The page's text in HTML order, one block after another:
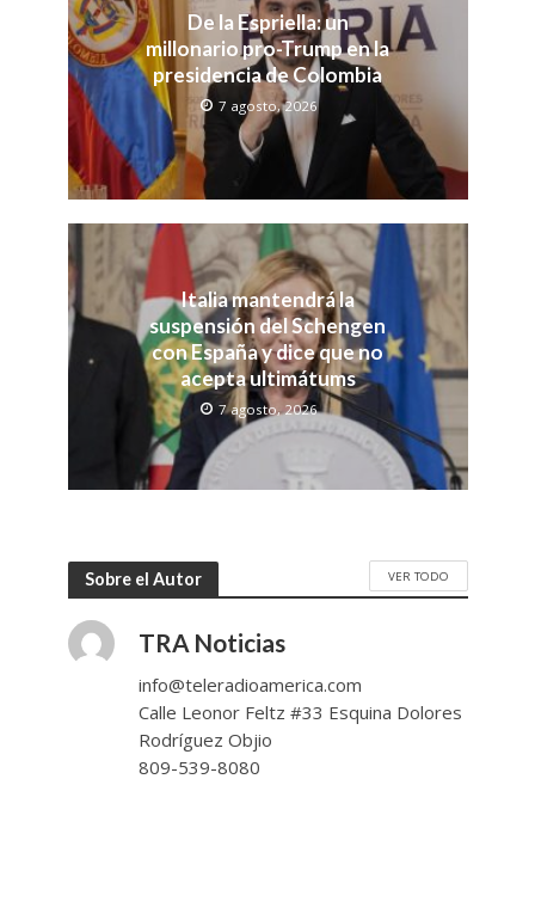
De la Espriella: un
millonario pro-Trump en la
presidencia de Colombia
7 agosto, 2026
Italia mantendrá la
suspensión del Schengen
con España y dice que no
acepta ultimátums
7 agosto, 2026
Sobre el Autor VER TODO
TRA Noticias
info@teleradioamerica.com
Calle Leonor Feltz #33 Esquina Dolores
Rodríguez Objio
809-539-8080